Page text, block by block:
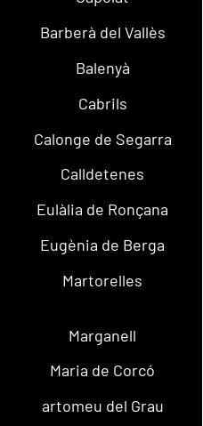
Barberà del Vallès
Balenyà
Cabrils
Calonge de Segarra
Calldetenes
Eulàlia de Ronçana
Eugènia de Berga
Martorelles
Marganell
Maria de Corcó
artomeu del Grau